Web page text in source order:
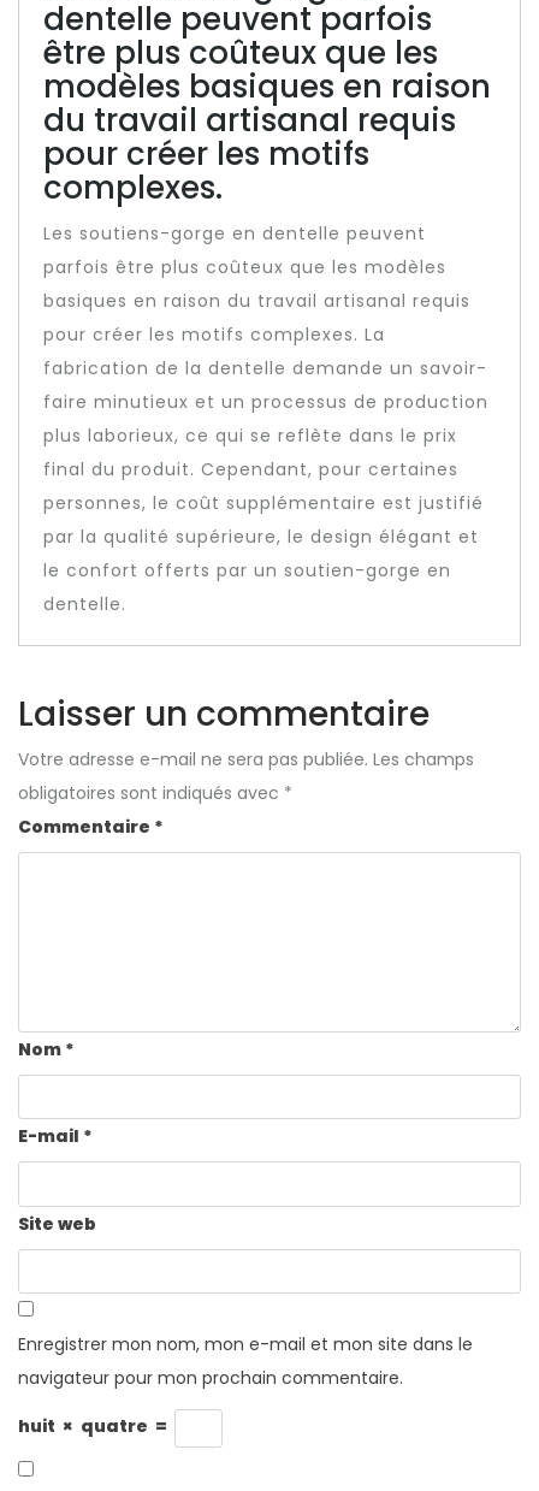
dentelle peuvent parfois
être plus coûteux que les
modèles basiques en raison
du travail artisanal requis
pour créer les motifs
complexes.
Les soutiens-gorge en dentelle peuvent
parfois être plus coûteux que les modèles
basiques en raison du travail artisanal requis
pour créer les motifs complexes. La
fabrication de la dentelle demande un savoir-
faire minutieux et un processus de production
plus laborieux, ce qui se reflète dans le prix
final du produit. Cependant, pour certaines
personnes, le coût supplémentaire est justifié
par la qualité supérieure, le design élégant et
le confort offerts par un soutien-gorge en
dentelle.
Laisser un commentaire
Votre adresse e-mail ne sera pas publiée. Les champs
obligatoires sont indiqués avec *
Commentaire *
Nom *
E-mail *
Site web
Enregistrer mon nom, mon e-mail et mon site dans le
navigateur pour mon prochain commentaire.
huit × quatre =